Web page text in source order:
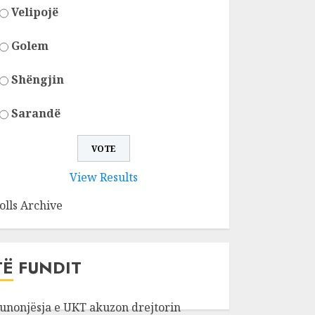
Velipojë
Golem
Shëngjin
Sarandë
View Results
Archive
FUNDIT
e UKT akuzon drejtorin